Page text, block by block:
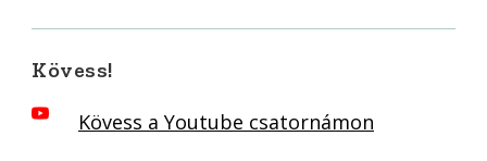
Kövess!
Kövess a Youtube csatornámon